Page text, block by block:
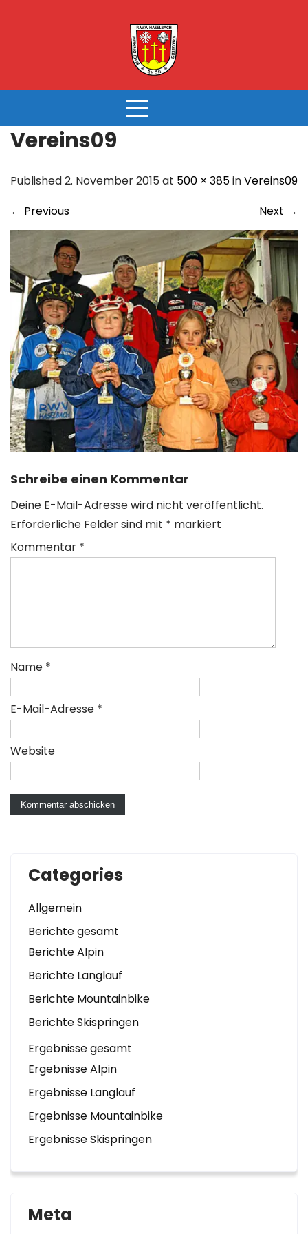
Vereins09
Published 2. November 2015 at 500 × 385inVereins09
← Previous Next →
Schreibe einen Kommentar
Deine E-Mail-Adresse wird nicht veröffentlicht.
Erforderliche Felder sind mit * markiert
Kommentar *
Name *
E-Mail-Adresse *
Website
Categories
Allgemein
Berichte gesamt
Berichte Alpin
Berichte Langlauf
Berichte Mountainbike
Berichte Skispringen
Ergebnisse gesamt
Ergebnisse Alpin
Ergebnisse Langlauf
Ergebnisse Mountainbike
Ergebnisse Skispringen
Meta